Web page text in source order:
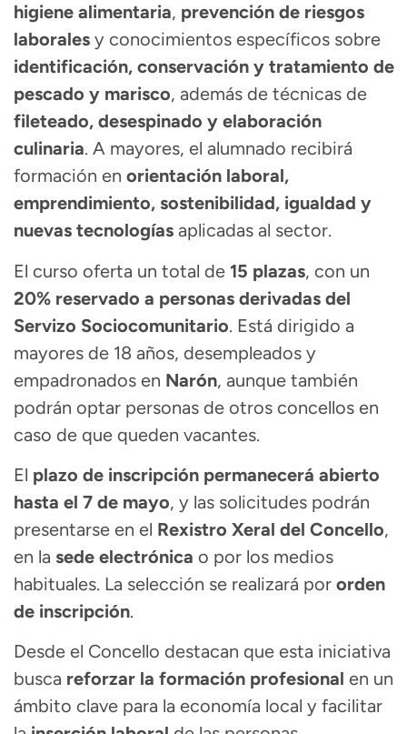
higiene alimentaria, prevención de riesgos
laborales y conocimientos específicos sobre
identificación, conservación y tratamiento de
pescado y marisco, además de técnicas de
fileteado, desespinado y elaboración
culinaria. A mayores, el alumnado recibirá
formación en orientación laboral,
emprendimiento, sostenibilidad, igualdad y
nuevas tecnologías aplicadas al sector.
El curso oferta un total de 15 plazas, con un
20% reservado a personas derivadas del
Servizo Sociocomunitario. Está dirigido a
mayores de 18 años, desempleados y
empadronados en Narón, aunque también
podrán optar personas de otros concellos en
caso de que queden vacantes.
El plazo de inscripción permanecerá abierto
hasta el 7 de mayo, y las solicitudes podrán
presentarse en el Rexistro Xeral del Concello,
en la sede electrónica o por los medios
habituales. La selección se realizará por orden
de inscripción.
Desde el Concello destacan que esta iniciativa
busca reforzar la formación profesional en un
ámbito clave para la economía local y facilitar